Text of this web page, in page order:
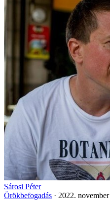
Sárosi Péter
Örökbefogadás · 2022.